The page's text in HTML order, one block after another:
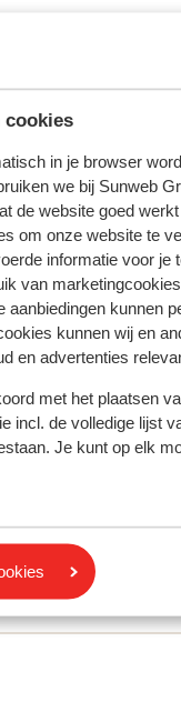
cookies
in je browser
we bij Sunweb
de website goed
om onze website te
informatie voor je
van
kunnen
kunnen wij en
en advertenties
met het plaatsen
incl. de volledige lijst
Je kunt op elk
weergeven.Meer
Meest
ligt
en avondeten
Je hebt echt
een leuke
sfeer bijna nergens
Spanje 3 uur
ligt
en avondeten
Je hebt echt
een leuke